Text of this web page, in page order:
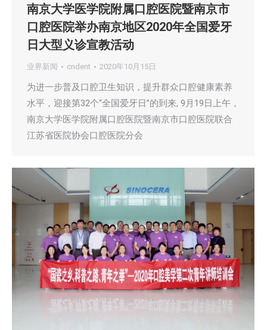
南京大学医学院附属口腔医院暨南京市
口腔医院举办南京地区2020年全国爱牙
日大型义诊宣教活动
业界新闻 cndent 2020年10月15日
为进一步普及口腔卫生知识，提升群众口腔健康素养
水平，迎接第32个“全国爱牙日”的到来, 9月19日上午，
南京大学医学院附属口腔医院暨南京市口腔医院联合
江苏省医院协会口腔医院分会